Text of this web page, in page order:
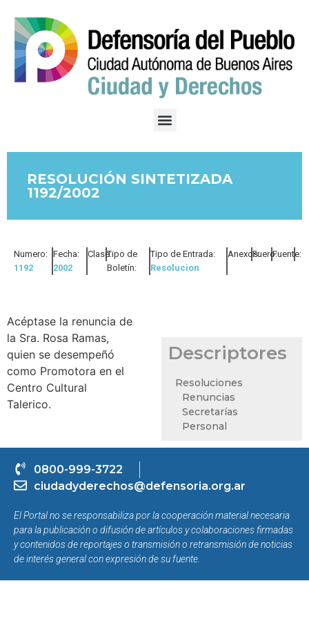
RESOLUCIÓN SINTETIZADA
1192/2002
Numero:
1192
Fecha:
2002
Clase:Tipo de
Boletín:
Tipo de Entrada:
Resolucion
Anexos:Fuero:Fuente:
Acéptase la renuncia de
la Sra. Rosa Ramas,
quien se desempeñó
como Promotora en el
Centro Cultural
Talerico.
Descriptores
Resoluciones
Renuncias
Secretarías
Personal
0800-999-3722
ciudadyderechos@defensoria.org.ar
El Portal no se responsabiliza por la cooperación material necesaria
para la publicación o difusión de artículos y colaboraciones firmadas
y contenidos de reportajes o transmisión o retransmisión de noticias
de interés general con expresión de su fuente.